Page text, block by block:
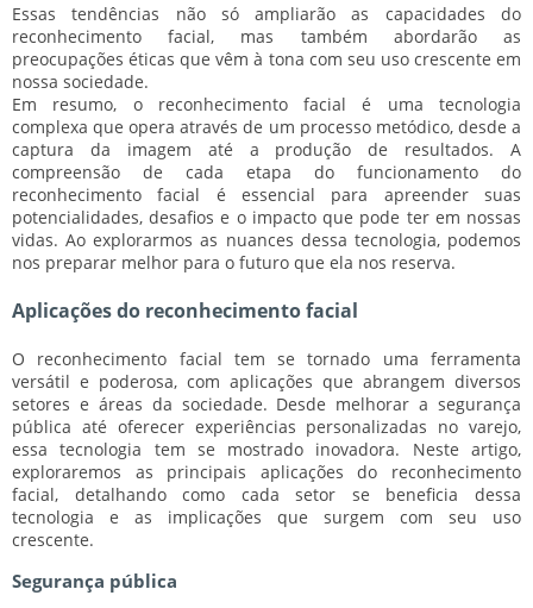
Essas tendências não só ampliarão as capacidades do
reconhecimento facial, mas também abordarão as
preocupações éticas que vêm à tona com seu uso crescente em
nossa sociedade.
Em resumo, o reconhecimento facial é uma tecnologia
complexa que opera através de um processo metódico, desde a
captura da imagem até a produção de resultados. A
compreensão de cada etapa do funcionamento do
reconhecimento facial é essencial para apreender suas
potencialidades, desafios e o impacto que pode ter em nossas
vidas. Ao explorarmos as nuances dessa tecnologia, podemos
nos preparar melhor para o futuro que ela nos reserva.
Aplicações do reconhecimento facial
O reconhecimento facial tem se tornado uma ferramenta
versátil e poderosa, com aplicações que abrangem diversos
setores e áreas da sociedade. Desde melhorar a segurança
pública até oferecer experiências personalizadas no varejo,
essa tecnologia tem se mostrado inovadora. Neste artigo,
exploraremos as principais aplicações do reconhecimento
facial, detalhando como cada setor se beneficia dessa
tecnologia e as implicações que surgem com seu uso
crescente.
Segurança pública